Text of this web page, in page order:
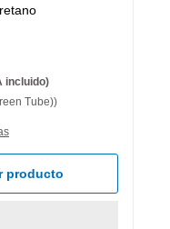
incluido)
Tube))
producto